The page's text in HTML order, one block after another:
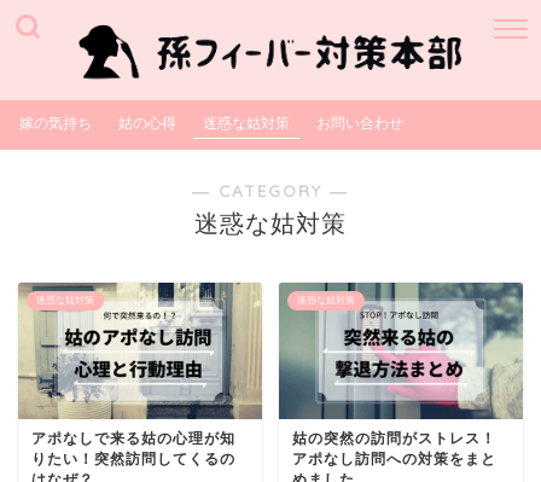
嫁の気持ち 姑の心得 迷惑な姑対策 お問い合わせ
― CATEGORY ―
迷惑な姑対策
迷惑な姑対策
アポなしで来る姑の心理が知
りたい！突然訪問してくるの
迷惑な姑対策
姑の突然の訪問がストレス！
アポなし訪問への対策をまと